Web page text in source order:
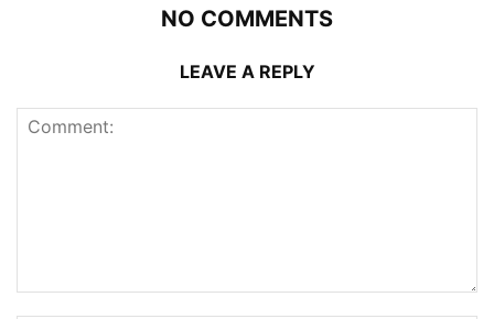
NO COMMENTS
LEAVE A REPLY